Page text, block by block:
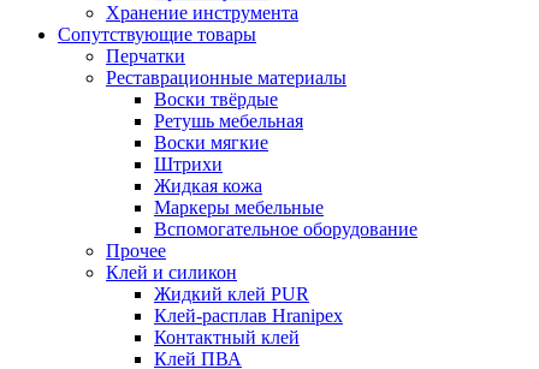
Хранение инструмента
Сопутствующие товары
Перчатки
Реставрационные материалы
Воски твёрдые
Ретушь мебельная
Воски мягкие
Штрихи
Жидкая кожа
Маркеры мебельные
Вспомогательное оборудование
Прочее
Клей и силикон
Жидкий клей PUR
Клей-расплав Hranipex
Контактный клей
Клей ПВА